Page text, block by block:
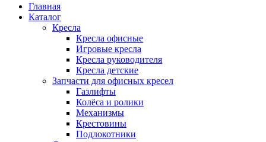
Главная
Каталог
Кресла
Кресла офисные
Игровые кресла
Кресла руководителя
Кресла детские
Запчасти для офисных кресел
Газлифты
Колёса и ролики
Механизмы
Крестовины
Подлокотники